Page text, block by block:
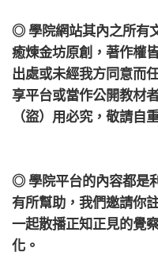
◎ 學院網站其內之所有
癒煉金坊原創，著作權
出處或未經我方同意而
享平台或當作公開教材
（盜）用必究，敬請自
◎ 學院平台的內容都是
有所幫助，我們邀請你
一起散播正知正見的覺
化。